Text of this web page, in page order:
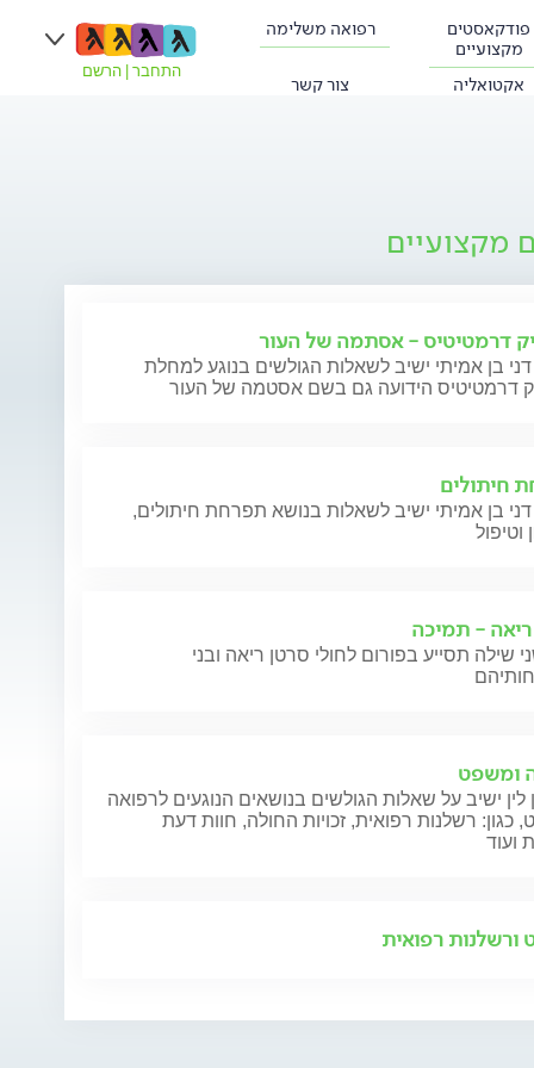
פודקאסטים
מקצועיים
רפואה משלימה
אקטואליה צור קשר
התחבר הרשם
מקצועיים
דרמטיטיס - אסתמה של העור
בן אמיתי ישיב לשאלות הגולשים בנוגע למחלת
דרמטיטיס הידועה גם בשם אסטמה של העור
חיתולים
בן אמיתי ישיב לשאלות בנושא תפרחת חיתולים,
- תמיכה
שילה תסייע בפורום לחולי סרטן ריאה ובני
ומשפט
לין ישיב על שאלות הגולשים בנושאים הנוגעים לרפואה
כגון: רשלנות רפואית, זכויות החולה, חוות דעת
ועוד
רפואית